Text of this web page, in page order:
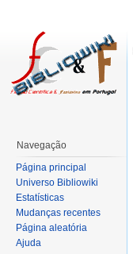
Navegação
Página principal
Universo Bibliowiki
Estatísticas
Mudanças recentes
Página aleatória
Ajuda